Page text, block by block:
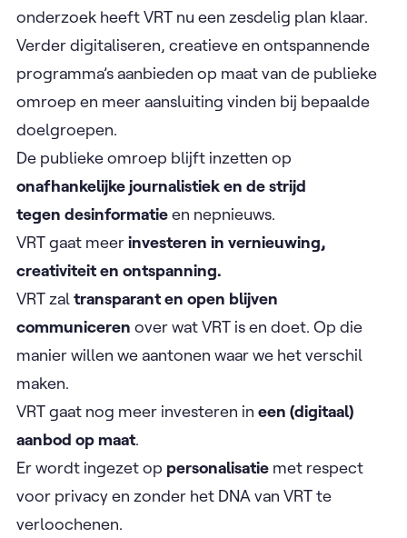
onderzoek heeft VRT nu een zesdelig plan klaar.
Verder digitaliseren, creatieve en ontspannende
programma’s aanbieden op maat van de publieke
omroep en meer aansluiting vinden bij bepaalde
doelgroepen.
De publieke omroep blijft inzetten op
onafhankelijke journalistiek en de strijd
tegen desinformatieen nepnieuws.
VRT gaat meerinvesteren in vernieuwing,
creativiteit en ontspanning.
VRT zaltransparant en open blijven
communiceren over wat VRT is en doet. Op die
manier willen we aantonen waar we het verschil
maken.
VRT gaat nog meer investeren in een (digitaal)
aanbod op maat.
Er wordt ingezet op personalisatie met respect
voor privacy en zonder het DNA van VRT te
verloochenen.